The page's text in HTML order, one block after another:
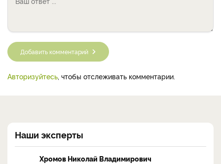
Добавить комментарий
Авторизуйтесь, чтобы отслеживать комментарии.
Наши эксперты
Хромов Николай Владимирович